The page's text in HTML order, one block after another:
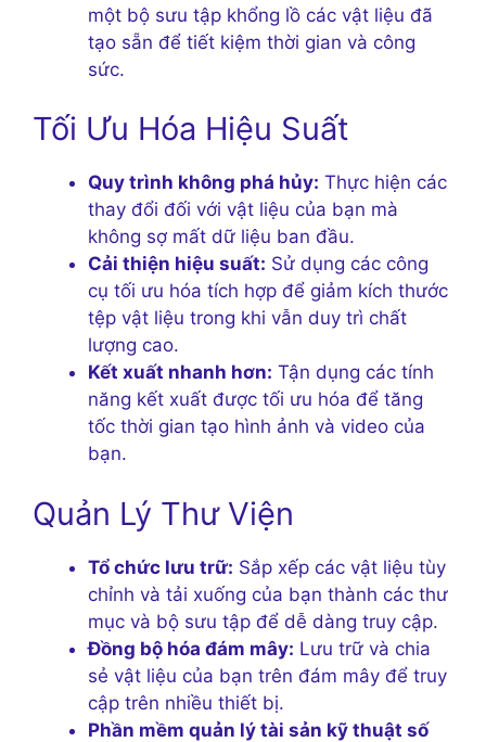
một bộ sưu tập khổng lồ các vật liệu đã
tạo sẵn để tiết kiệm thời gian và công
sức.
Tối Ưu Hóa Hiệu Suất
Quy trình không phá hủy: Thực hiện các
thay đổi đối với vật liệu của bạn mà
không sợ mất dữ liệu ban đầu.
Cải thiện hiệu suất: Sử dụng các công
cụ tối ưu hóa tích hợp để giảm kích thước
tệp vật liệu trong khi vẫn duy trì chất
lượng cao.
Kết xuất nhanh hơn: Tận dụng các tính
năng kết xuất được tối ưu hóa để tăng
tốc thời gian tạo hình ảnh và video của
bạn.
Quản Lý Thư Viện
Tổ chức lưu trữ: Sắp xếp các vật liệu tùy
chỉnh và tải xuống của bạn thành các thư
mục và bộ sưu tập để dễ dàng truy cập.
Đồng bộ hóa đám mây: Lưu trữ và chia
sẻ vật liệu của bạn trên đám mây để truy
cập trên nhiều thiết bị.
Phần mềm quản lý tài sản kỹ thuật số